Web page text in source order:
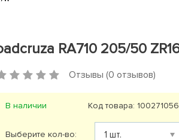
RA710 205/50
Отзывы (0 отзывов)
В наличии Код товара:
Выберите кол-во: